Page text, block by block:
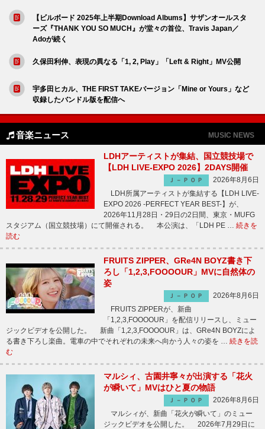
【ビルボード 2025年上半期Download Albums】サザンオールスタ
ーズ『THANK YOU SO MUCH』が堂々の首位、Travis Japan／
Adoが続く
久保田利伸、表現の異なる「1, 2, Play」「Left & Right」MV公開
宇多田ヒカル、THE FIRST TAKEバージョン「Mine or Yours」など
収録したバンドル版を配信へ
音楽ニュース MUSIC NEWS
LDHアーティストが集結、国立競技場で
【LDH LIVE-EXPO 2026】2DAYS開催
Ｊ－ＰＯＰ
2026年8月6日
LDH所属アーティストが集結する【LDH LIVE-
EXPO 2026 -PERFECT YEAR BEST-】が、
2026年11月28日・29日の2日間、東京・MUFG
スタジアム（国立競技場）にて開催される。 本公演は、「LDH PE … 続きを
読む
FRUITS ZIPPER、GRe4N BOYZ書き下
ろし「1,2,3,FOOOOUR」MVに自然体の
姿
Ｊ－ＰＯＰ
2026年8月6日
FRUITS ZIPPERが、新曲
「1,2,3,FOOOOUR」を配信リリースし、ミュー
ジックビデオを公開した。 新曲「1,2,3,FOOOOUR」は、GRe4N BOYZによ
る書き下ろし楽曲。電車の中でそれぞれの未来へ向かう人々の姿を … 続きを読
む
マルシィ、古園井寧々が出演する「花火
が瞬いて」MVはひと夏の物語
Ｊ－ＰＯＰ
2026年8月6日
マルシィが、新曲「花火が瞬いて」のミュー
ジックビデオを公開した。 2026年7月29日に